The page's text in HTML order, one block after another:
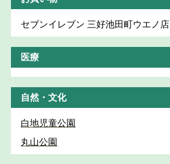
セブンイレブン 三好池田町ウエノ店
医療
自然・文化
白地児童公園
丸山公園